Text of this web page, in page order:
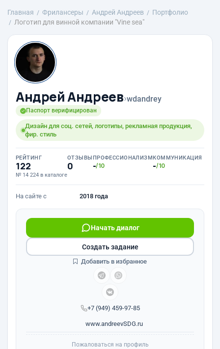
Главная Фрилансеры Андрей Андреев
Портфолио
Логотип для винной компании "Vine sea"
Андрей Андреев›wdandrey
Паспорт верифицирован
Дизайн для соц. сетей, логотипы, рекламная продукция,
фир. стиль
РЕЙТИНГ
122
№ 14 224 в каталоге
ОТЗЫВЫ
0
ПРОФЕССИОНАЛИЗМ
-/10
КОММУНИКАЦИЯ
-/10
На сайте с 2018 года
+7 (949) 459-97-85
Начать диалог
www.andreevSDG.ru
Создать задание
Добавить в избранное
Пожаловаться на профиль